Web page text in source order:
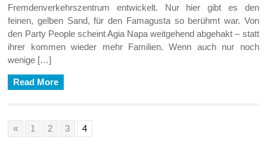
Fremdenverkehrszentrum entwickelt. Nur hier gibt es den
feinen, gelben Sand, für den Famagusta so berühmt war. Von
den Party People scheint Agia Napa weitgehend abgehakt – statt
ihrer kommen wieder mehr Familien. Wenn auch nur noch
wenige […]
Read More
« 1 2 3 4